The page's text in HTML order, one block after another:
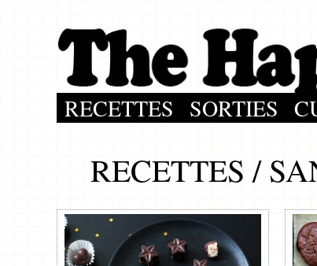
RECETTES SORTIES
RECETTES /